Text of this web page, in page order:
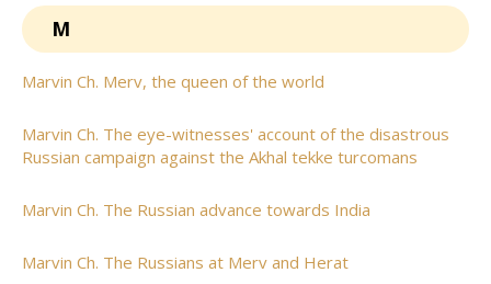
M
Marvin Ch. Merv, the queen of the world
Marvin Ch. The eye-witnesses' account of the disastrous
Russian campaign against the Akhal tekke turcomans
Marvin Ch. The Russian advance towards India
Marvin Ch. The Russians at Merv and Herat